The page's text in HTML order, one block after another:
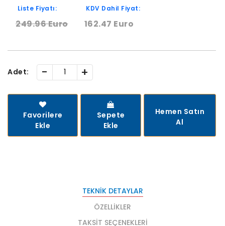
Liste Fiyatı:
249.96 Euro
KDV Dahil Fiyat:
162.47 Euro
Adet: - +
Favorilere
Ekle
Sepete
Ekle
Hemen Satın
Al
TEKNIK DETAYLAR
ÖZELLIKLER
TAKSIT SEÇENEKLERI